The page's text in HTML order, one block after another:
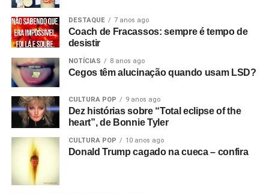
RELATED TOPICS: ASTRID SONNE
FRITZ KAHN AND THE MIRACLES
GUERILLA TOSS
LAB RAT
R.E.M. RADAR SUB POP U2 WATERBABY
UP NEXT
Ouvimos: Disciples of Desire, “The golden age”
DESTAQUE 7 anos ago
Coach de Fracassos: sempre é tempo de
desistir
NOTÍCIAS 8 anos ago
Cegos têm alucinação quando usam LSD?
CULTURA POP 9 anos ago
Dez histórias sobre “Total eclipse of the
heart”, de Bonnie Tyler
CULTURA POP 10 anos ago
Donald Trump cagado na cueca – confira